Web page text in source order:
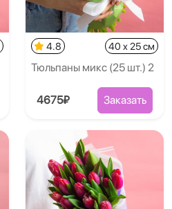
4.8 40 x 25 см
Тюльпаны микс (25 шт.) 2
4675₽ Заказать